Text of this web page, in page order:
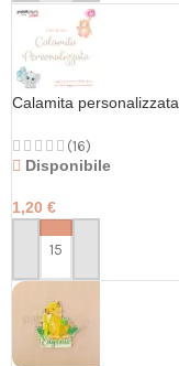
Calamita personalizzata
(16)
Disponibile
1,20 €
PERSONALIZZA